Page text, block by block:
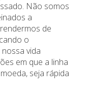
Não somos
a
de
o
vida
em que a linha
seja rápida